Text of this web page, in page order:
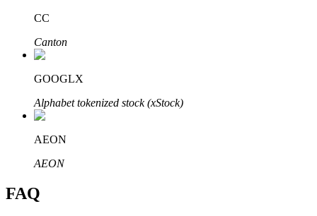
Bitrue-partners
CC
Canton
GOOGLX
Alphabet tokenized stock (xStock)
AEON
AEON
FAQ